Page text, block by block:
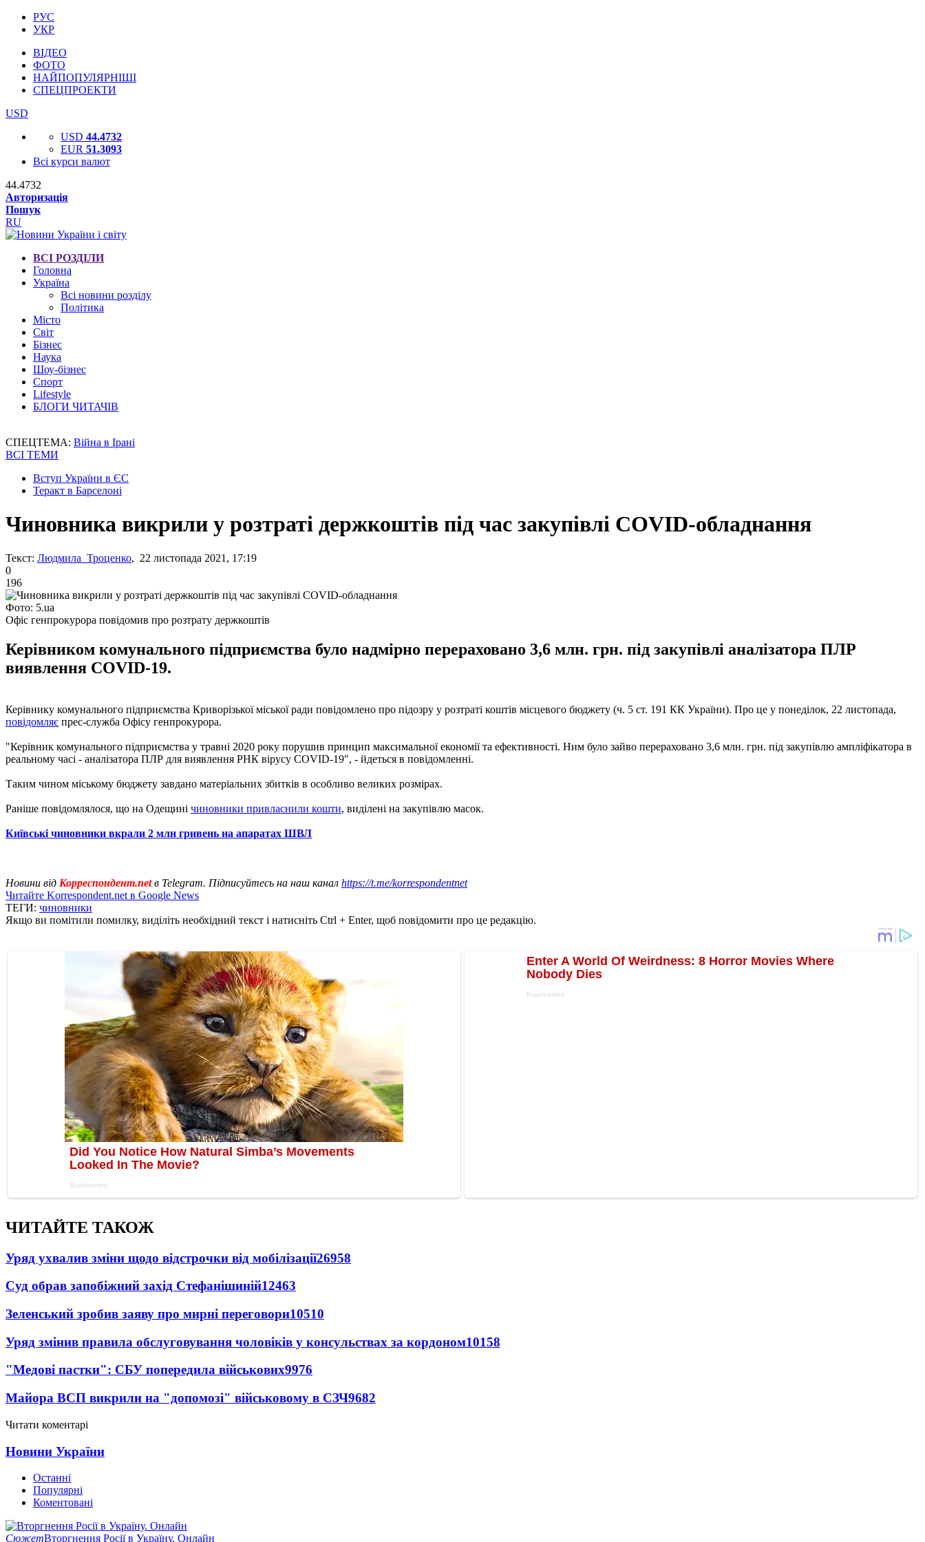
РУС
УКР
ВІДЕО
ФОТО
НАЙПОПУЛЯРНІШІ
СПЕЦПРОЕКТИ
USD
USD 44.4732
EUR 51.3093
Всі курси валют
44.4732
Авторизація
Пошук
RU
ВСІ РОЗДІЛИ
Головна
Україна
Всі новини розділу
Політика
Місто
Світ
Бізнес
Наука
Шоу-бізнес
Спорт
Lifestyle
БЛОГИ ЧИТАЧІВ
СПЕЦТЕМА: Війна в Ірані
ВСІ ТЕМИ
Вступ України в ЄС
Теракт в Барселоні
Чиновника викрили у розтраті держкоштів під час закупівлі COVID-обладнання
Текст: Людмила Троценко, 22 листопада 2021, 17:19
0
196
Фото: 5.ua
Офіс генпрокурора повідомив про розтрату держкоштів
Керівником комунального підприємства було надмірно перераховано 3,6 млн. грн. під закупівлі аналізатора ПЛР
виявлення COVID-19.
Керівнику комунального підприємства Криворізької міської ради повідомлено про підозру у розтраті коштів місцевого бюджету (ч. 5 ст. 191 КК України). Про це у понеділок, 22 листопада,
повідомляє прес-служба Офісу генпрокурора.
"Керівник комунального підприємства у травні 2020 року порушив принцип максимальної економії та ефективності. Ним було зайво перераховано 3,6 млн. грн. під закупівлю ампліфікатора в
реальному часі - аналізатора ПЛР для виявлення РНК вірусу COVID-19", - йдеться в повідомленні.
Таким чином міському бюджету завдано матеріальних збитків в особливо великих розмірах.
Раніше повідомлялося, що на Одещині чиновники привласнили кошти, виділені на закупівлю масок.
Київські чиновники вкрали 2 млн гривень на апаратах ШВЛ
Новини від Корреспондент.netв Telegram. Підписуйтесь на наш канал https://t.me/korrespondentnet
Читайте Korrespondent.net в Google News
ТЕГИ: чиновники
Якщо ви помітили помилку, виділіть необхідний текст і натисніть Ctrl + Enter, щоб повідомити про це редакцію.
ЧИТАЙТЕ ТАКОЖ
Уряд ухвалив зміни щодо відстрочки від мобілізації26958
Суд обрав запобіжний захід Стефанішиній12463
Зеленський зробив заяву про мирні переговори10510
Уряд змінив правила обслуговування чоловіків у консульствах за кордоном10158
"Медові пастки": СБУ попередила військових9976
Майора ВСП викрили на "допомозі" військовому в СЗЧ9682
Читати коментарі
Новини України
Останні
Популярні
Коментовані
СюжетВторгнення Росії в Україну. Онлайн